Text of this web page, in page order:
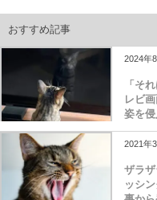
おすすめ記事
2024年
「そ
レビ
姿を
2021年
ザラ
ッシ